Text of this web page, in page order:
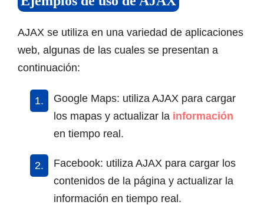
AJAX se utiliza en una variedad de aplicaciones
web, algunas de las cuales se presentan a
continuación:
Google Maps: utiliza AJAX para cargar
los mapas y actualizar la información
en tiempo real.
Facebook: utiliza AJAX para cargar los
contenidos de la página y actualizar la
información en tiempo real.